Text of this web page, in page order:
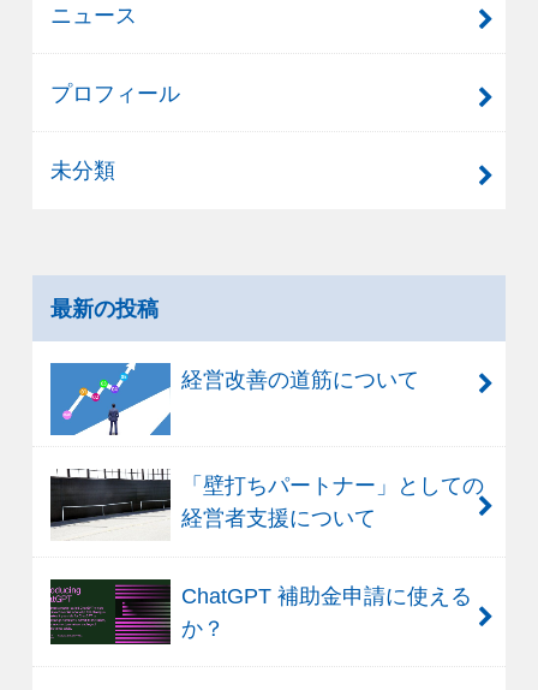
ニュース
プロフィール
未分類
最新の投稿
経営改善の道筋について
「壁打ちパートナー」としての
経営者支援について
ChatGPT 補助金申請に使える
か？